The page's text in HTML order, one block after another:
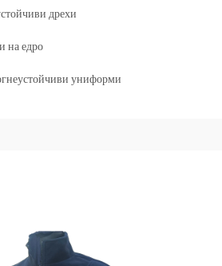
дрехи
на едро
униформи